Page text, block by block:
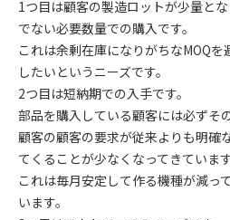
1つ目は顧客の製造ロットが少量とな
でない必要数量での購入です。
これは余剰在庫になりがちなMOQ
したいというニーズです。
2つ目は短納期での入手です。
部品を購入している顧客には必ずそ
顧客の顧客の要求が従来よりも明確
てくることが少なくなってきています
これは毎月安定して作る機種が減っ
います。